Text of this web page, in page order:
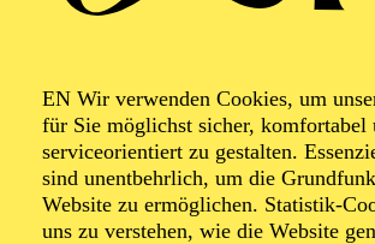
EN Wir verwenden Cookies, um
für Sie möglichst sicher, komfortabel
serviceorientiert zu gestalten.
sind unentbehrlich, um die
Website zu ermöglichen. Statistik-
uns zu verstehen, wie die Website
Werke von Ludwig van Beethoven, Sergej
Künstlergespräch im Anschluss an das
"Sonntagsmatinee plus" für Senior*innen
TICKETS